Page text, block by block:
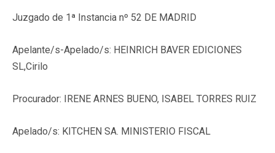
Juzgado de 1ª Instancia nº 52 DE MADRID
Apelante/s-Apelado/s: HEINRICH BAVER EDICIONES
SL,Cirilo
Procurador: IRENE ARNES BUENO, ISABEL TORRES RUIZ
Apelado/s: KITCHEN SA. MINISTERIO FISCAL